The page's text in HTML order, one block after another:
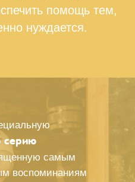
помощь тем,
нуждается.
серию
самым
воспоминаниям